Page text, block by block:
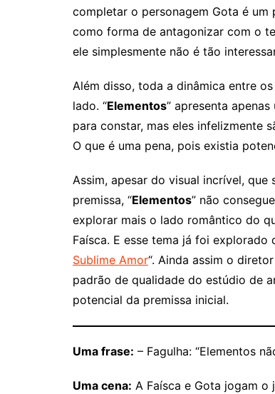
completar o personagem Gota é
como forma de antagonizar com o
ele simplesmente não é tão
Além disso, toda a dinâmica entre
lado. “Elementos” apresenta
para constar, mas eles infelizmente
O que é uma pena, pois existia
Assim, apesar do visual incrível,
premissa, “Elementos” não
explorar mais o lado romântico do
Faísca. E esse tema já foi
Sublime Amor“. Ainda assim o diretor
padrão de qualidade do estúdio de
potencial da premissa inicial.
Uma frase: – Fagulha: “Elementos
Uma cena: A Faísca e Gota jogam